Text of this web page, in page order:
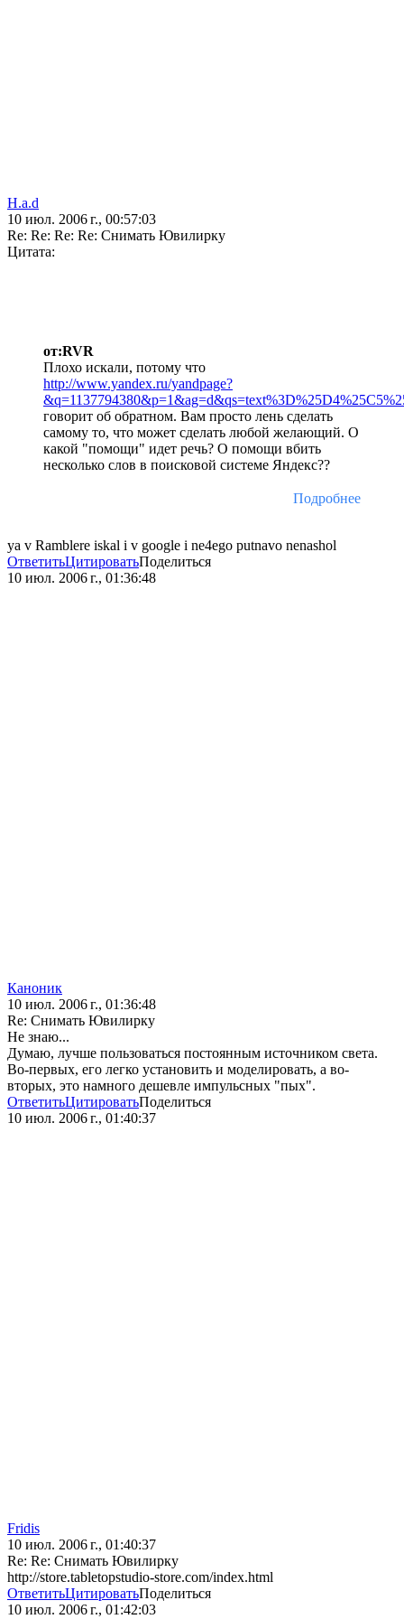
H.a.d
10 июл. 2006 г., 00:57:03
Re: Re: Re: Re: Снимать Ювилирку
Цитата:
от:RVR
Плохо искали, потому что
http://www.yandex.ru/yandpage?
говорит об обратном. Вам просто лень сделать
самому то, что может сделать любой желающий. О
какой "помощи" идет речь? О помощи вбить
несколько слов в поисковой системе Яндекс??
Подробнее
ya v Ramblere iskal i v google i ne4ego putnavo nenashol
ОтветитьЦитироватьПоделиться
10 июл. 2006 г., 01:36:48
Каноник
10 июл. 2006 г., 01:36:48
Re: Снимать Ювилирку
Не знаю...
Думаю, лучше пользоваться постоянным источником света.
Во-первых, его легко установить и моделировать, а во-
вторых, это намного дешевле импульсных "пых".
ОтветитьЦитироватьПоделиться
10 июл. 2006 г., 01:40:37
Fridis
10 июл. 2006 г., 01:40:37
Re: Re: Снимать Ювилирку
http://store.tabletopstudio-store.com/index.html
ОтветитьЦитироватьПоделиться
10 июл. 2006 г., 01:42:03